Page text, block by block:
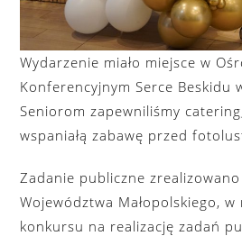
Wydarzenie miało miejsce w
Konferencyjnym Serce Beskidu
Seniorom zapewniliśmy
wspaniałą zabawę przed
Zadanie publiczne
Województwa Małopolskiego,
konkursu na realizację zadań